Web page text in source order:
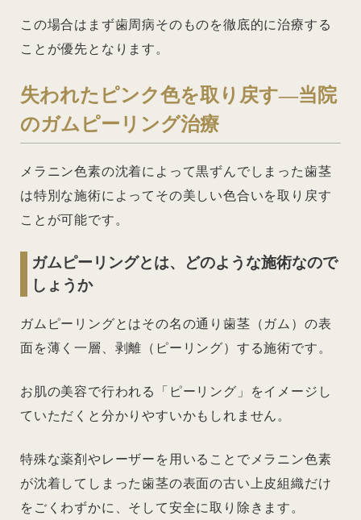
この場合はまず歯周病そのものを徹底的に治療する
ことが優先となります。
失われたピンク色を取り戻す―当院
のガムピーリング治療
メラニン色素の沈着によって黒ずんでしまった歯茎
は特別な施術によってその美しい色合いを取り戻す
ことが可能です。
ガムピーリングとは、どのような施術なので
しょうか
ガムピーリングとはその名の通り歯茎（ガム）の表
面を薄く一層、剥離（ピーリング）する施術です。
お肌の美容で行われる「ピーリング」をイメージし
ていただくと分かりやすいかもしれません。
特殊な薬剤やレーザーを用いることでメラニン色素
が沈着してしまった歯茎の表面の古い上皮組織だけ
をごくわずかに、そして安全に取り除きます。